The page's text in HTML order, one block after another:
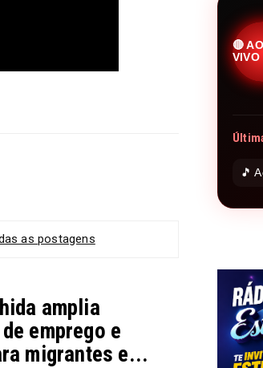
as postagens
amplia
emprego e
migrantes e...
🔴 AO
VIVO